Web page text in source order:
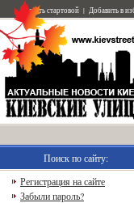
Сделать стартовой | Добавить в
Поиск по сайту:
Регистрация на сайте
Забыли пароль?